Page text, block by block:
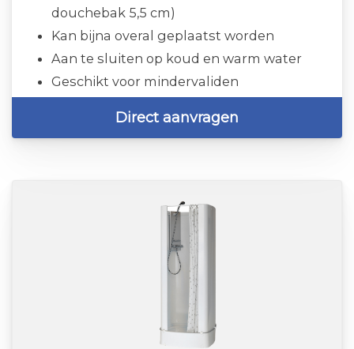
douchebak 5,5 cm)
Kan bijna overal geplaatst worden
Aan te sluiten op koud en warm water
Geschikt voor mindervaliden
Direct aanvragen